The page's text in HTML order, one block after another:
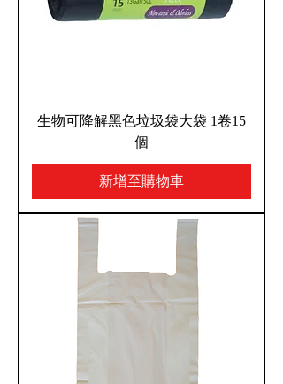
生物可降解黑色垃圾袋大袋 1卷15
個
新增至購物車